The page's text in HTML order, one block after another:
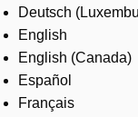
Contact us
Careers
Deutsch
English
English (Canada)
Español
Français